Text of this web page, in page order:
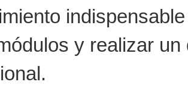
y realizar